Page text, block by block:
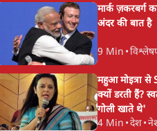
मार्क ज़करबर्ग
अंदर की बात है
9 Min •
महुआ मोइत्रा
क्यों डरती हैं?
गोली खाते थे'
4 Min •देश•